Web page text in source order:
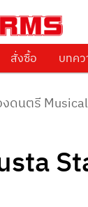
เริ่มต้นถึงมืออาชีพ
สั่งซื้อ บทคว
งดนตรี